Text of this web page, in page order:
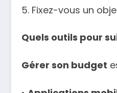
5. Fixez-vous un
Quels outils pour
Gérer son budget